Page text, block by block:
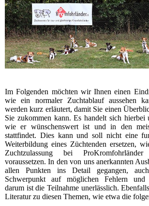
Im Folgenden möchten wir Ihnen einen
wie ein normaler Zuchtablauf aussehen
werden kurz erläutert, damit Sie einen
Sie zukommen kann. Es handelt sich hierbei
wie er wünschenswert ist und in den
stattfindet. Dies kann und soll nicht eine
Weiterbildung eines Züchtenden ersetzen,
Zuchtzulassung bei
voraussetzen. In den von uns anerkannten
allen Punkten ins Detail gegangen,
Schwerpunkt auf möglichen Fehlern und
darum ist die Teilnahme unerlässlich.
Literatur zu diesen Themen, wie etwa die